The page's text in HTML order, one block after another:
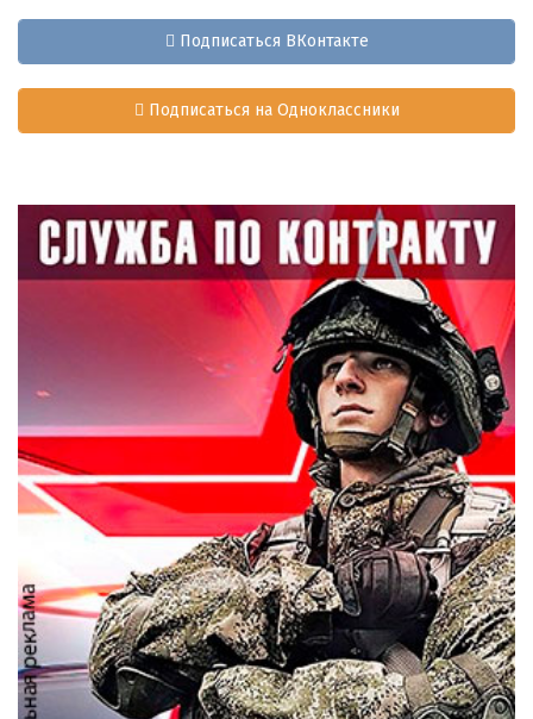
Подписаться ВКонтакте
Подписаться на Одноклассники